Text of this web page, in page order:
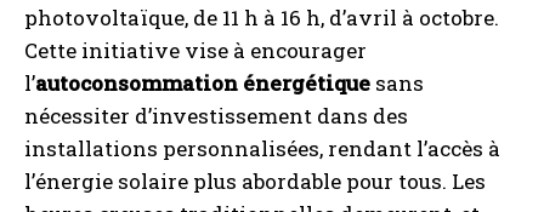
photovoltaïque, de 11 h à 16 h, d’avril à octobre.
Cette initiative vise à encourager
l’autoconsommation énergétique sans
nécessiter d’investissement dans des
installations personnalisées, rendant l’accès à
l’énergie solaire plus abordable pour tous. Les